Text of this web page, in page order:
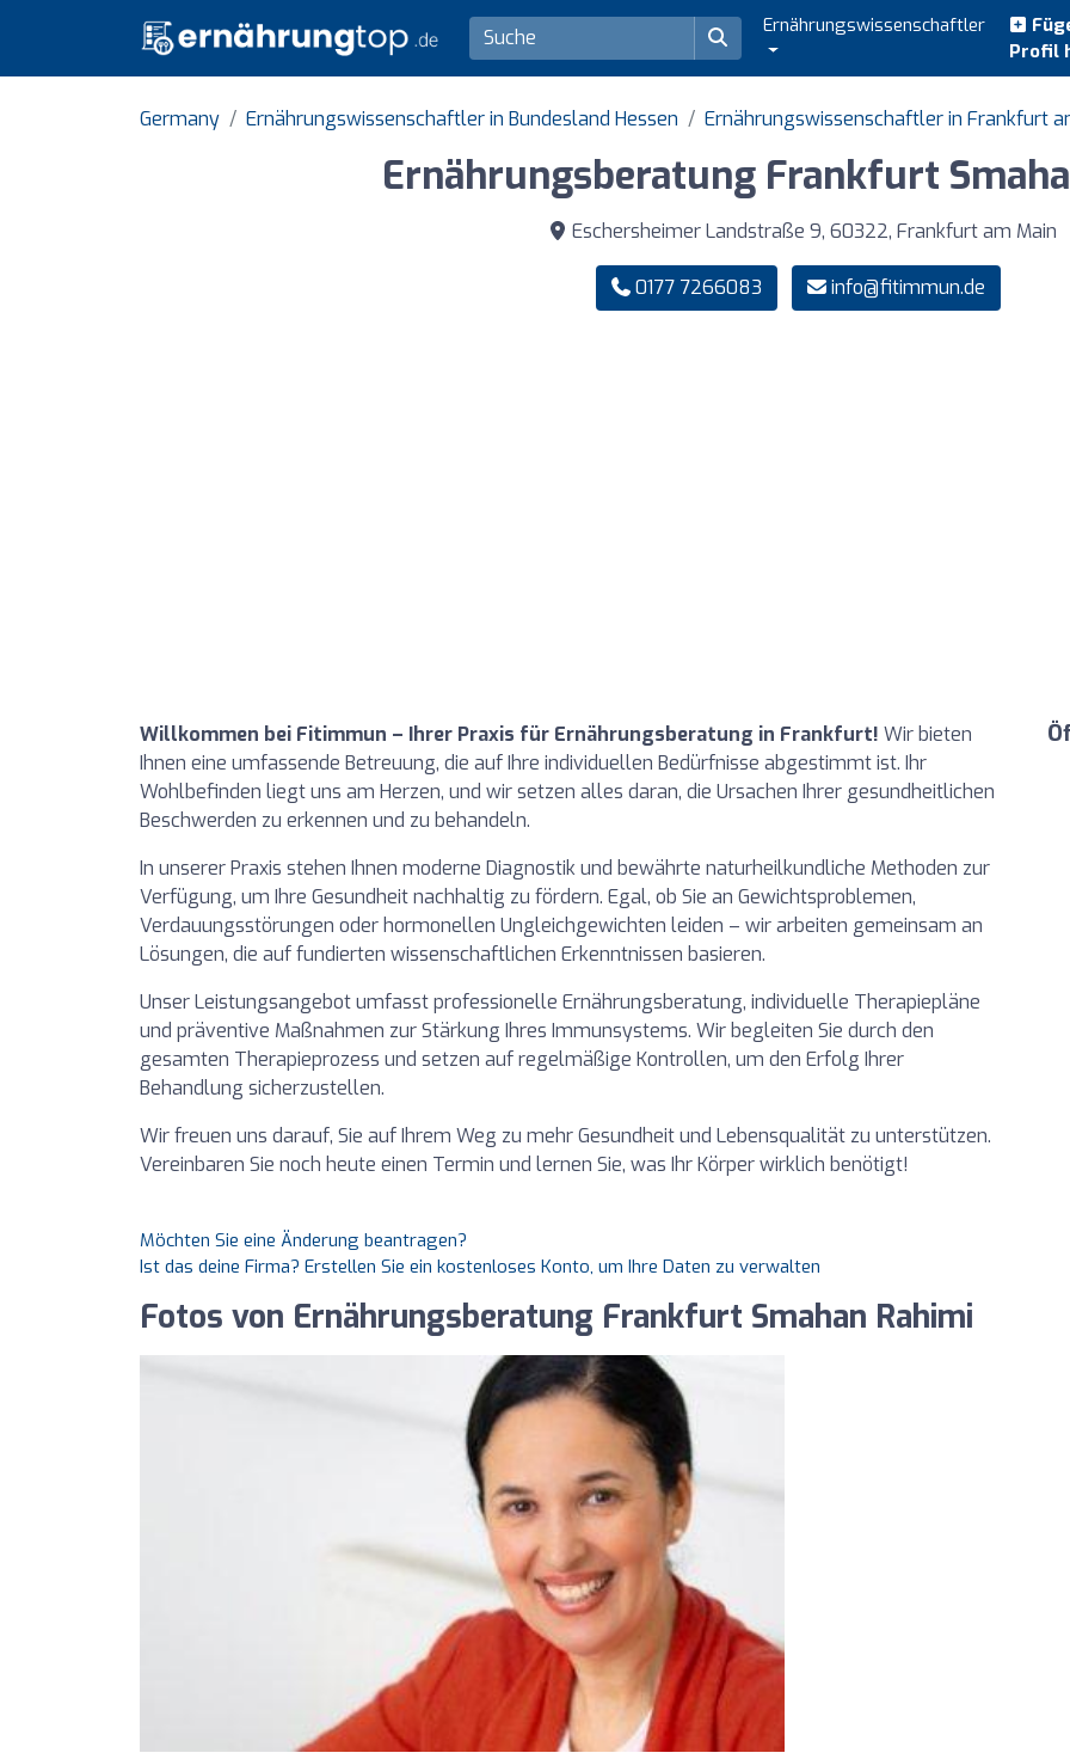
Ernährungswissenschaftler
Profil
Germany Ernährungswissenschaftler in Bundesland Hessen Ernährungswissenschaftler in Frankfurt
Ernährungsberatung Frankfurt
Eschersheimer Landstraße 9, 60322, Frankfurt am Main
0177 7266083 info@fitimmun.de
Willkommen bei Fitimmun – Ihrer Praxis für Ernährungsberatung in Frankfurt! Wir bieten
Ihnen eine umfassende Betreuung, die auf Ihre individuellen Bedürfnisse abgestimmt ist. Ihr
Wohlbefinden liegt uns am Herzen, und wir setzen alles daran, die Ursachen Ihrer gesundheitlichen
Beschwerden zu erkennen und zu behandeln.
In unserer Praxis stehen Ihnen moderne Diagnostik und bewährte naturheilkundliche Methoden zur
Verfügung, um Ihre Gesundheit nachhaltig zu fördern. Egal, ob Sie an Gewichtsproblemen,
Verdauungsstörungen oder hormonellen Ungleichgewichten leiden – wir arbeiten gemeinsam an
Lösungen, die auf fundierten wissenschaftlichen Erkenntnissen basieren.
Unser Leistungsangebot umfasst professionelle Ernährungsberatung, individuelle Therapiepläne
und präventive Maßnahmen zur Stärkung Ihres Immunsystems. Wir begleiten Sie durch den
gesamten Therapieprozess und setzen auf regelmäßige Kontrollen, um den Erfolg Ihrer
Behandlung sicherzustellen.
Wir freuen uns darauf, Sie auf Ihrem Weg zu mehr Gesundheit und Lebensqualität zu unterstützen.
Vereinbaren Sie noch heute einen Termin und lernen Sie, was Ihr Körper wirklich benötigt!
Möchten Sie eine Änderung beantragen?
Ist das deine Firma? Erstellen Sie ein kostenloses Konto, um Ihre Daten zu verwalten
Fotos von Ernährungsberatung Frankfurt Smahan Rahimi